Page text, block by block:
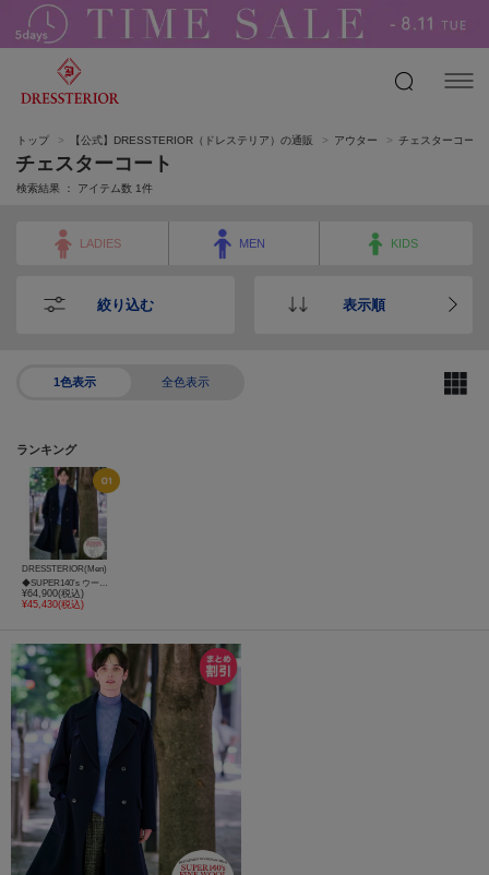
トップ 【公式】DRESSTERIOR（ドレステリア）の通販 アウター チェスターコート
チェスターコート
検索結果 ： アイテム数 1件
LADIES MEN KIDS
絞り込む 表示順
1色表示 全色表示
ランキング
DRESSTERIOR(Men)
¥64,900(税込)
¥45,430(税込)